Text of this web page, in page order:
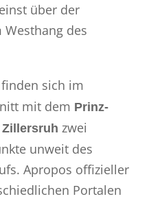
über der
des
finden sich im
mit dem Prinz-
Zillersruh zwei
unweit des
Apropos offizieller
Portalen